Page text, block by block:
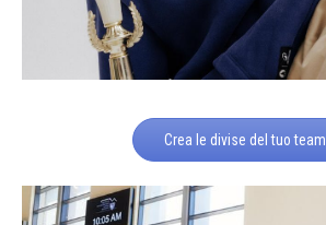
Crea le divise del tuo team